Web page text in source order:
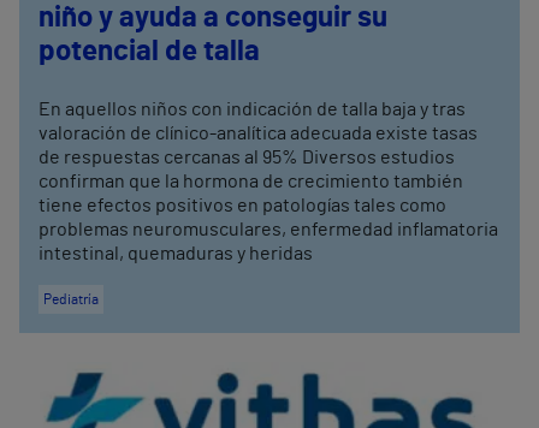
niño y ayuda a conseguir su
potencial de talla
En aquellos niños con indicación de talla baja y tras
valoración de clínico-analítica adecuada existe tasas
de respuestas cercanas al 95% Diversos estudios
confirman que la hormona de crecimiento también
tiene efectos positivos en patologías tales como
problemas neuromusculares, enfermedad inflamatoria
intestinal, quemaduras y heridas
Pediatría